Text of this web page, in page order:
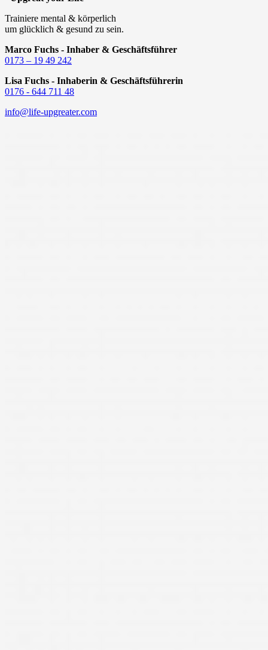
Trainiere mental & körperlich
um glücklich & gesund zu sein.
Marco Fuchs - Inhaber & Geschäftsführer
0173 – 19 49 242
Lisa Fuchs - Inhaberin & Geschäftsführerin
0176 - 644 711 48
info@life-upgreater.com